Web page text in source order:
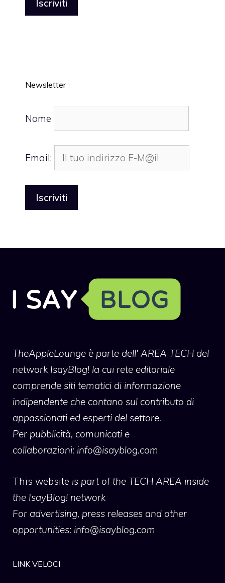
Newsletter
Nome
Email:
TheAppleLounge è parte dell' AREA TECH del
network IsayBlog! la cui rete editoriale
comprende siti tematici di informazione
indipendente che contano sul contributo di
appassionati ed esperti del settore.
Per pubblicità, comunicati e
collaborazioni: info@isayblog.com
This website is part of the TECH AREA inside
the IsayBlog! network
For advertising, press releases and other
opportunities: info@isayblog.com
LINK VELOCI